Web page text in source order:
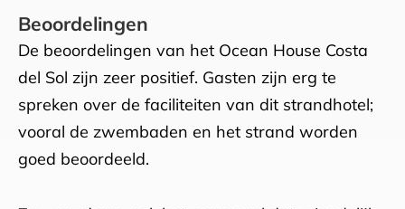
Beoordelingen
De beoordelingen van het Ocean House Costa
del Sol zijn zeer positief. Gasten zijn erg te
spreken over de faciliteiten van dit strandhotel;
vooral de zwembaden en het strand worden
goed beoordeeld.